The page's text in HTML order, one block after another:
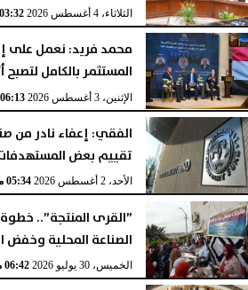
الثلاثاء، 4 أغسطس 2026 03:32 مـ
محمد فريد: نعمل على
المستثمر بالكامل
الإثنين، 3 أغسطس 2026 06:13 مـ
الفقي: إعفاء نادر من
تقييم بعض
الأحد، 2 أغسطس 2026 05:34 مـ
”القرى المنتجة”..
الصناعة المحلية وخفض
الخميس، 30 يوليو 2026 06:42 مـ